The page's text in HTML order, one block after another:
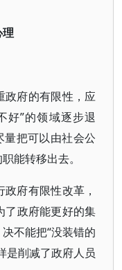
政府的有限性，应
好”的领域逐步退
量把可以由社会公
能转移出去。
府有限性改革，
了政府能更好的集
不能把“没装错的
是削减了政府人员